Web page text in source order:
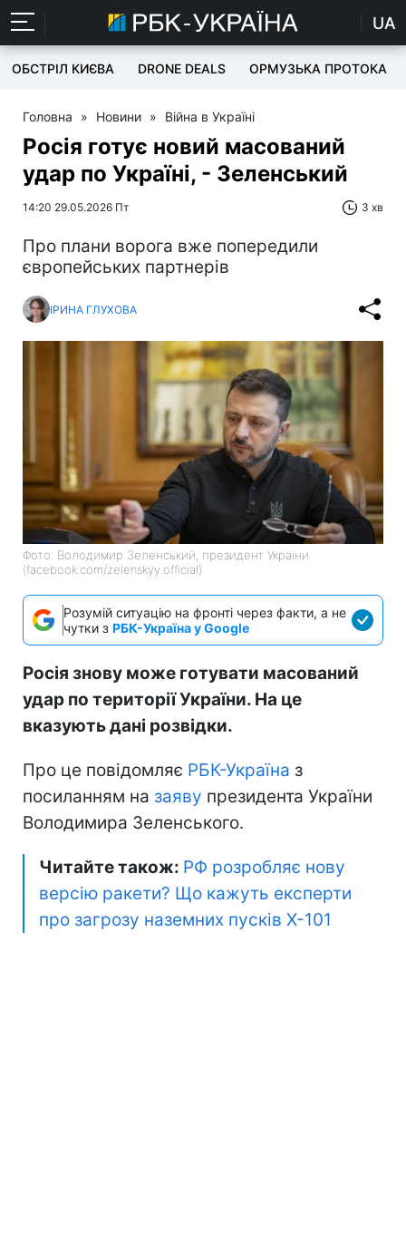
UA
ОБСТРІЛ КИЄВА DRONE DEALS ОРМУЗЬКА ПРОТОКА
Головна » Новини » Війна в Україні
Росія готує новий масований
удар по Україні, - Зеленський
14:20 29.05.2026 Пт 3 хв
Про плани ворога вже попередили
європейських партнерів
ІРИНА ГЛУХОВА
Фото: Володимир Зеленський, президент України
(facebook.com/zelenskyy.official)
Розумій ситуацію на фронті через факти, а не
чутки з РБК-Україна у Google
Росія знову може готувати масований
удар по території України. На це
вказують дані розвідки.
Про це повідомляє РБК-Україна з
посиланням на заяву президента України
Володимира Зеленського.
Читайте також: РФ розробляє нову
версію ракети? Що кажуть експерти
про загрозу наземних пусків Х-101